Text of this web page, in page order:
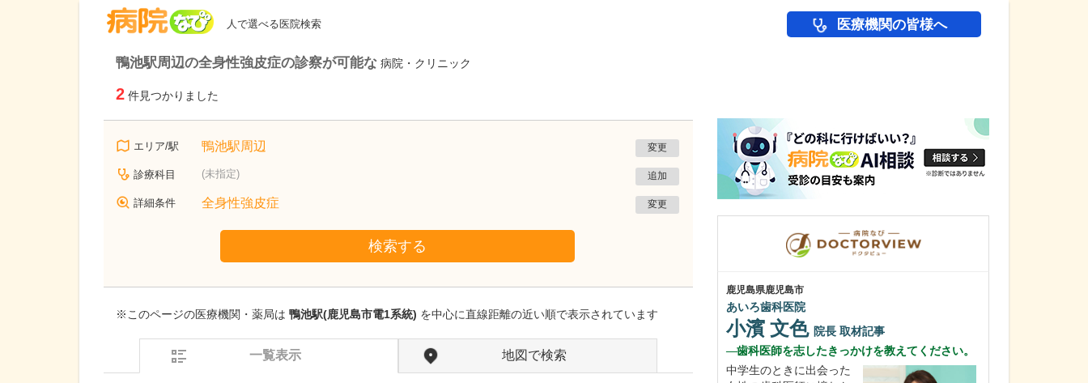
人で選べる医院検索 医療機関の皆様へ
鴨池駅周辺の全身性強皮症の診察が可能な 病院・クリニック
2 件見つかりました
エリア/駅 鴨池駅周辺 変更
診療科目 (未指定) 追加
詳細条件 全身性強皮症 変更
検索する
※このページの医療機関・薬局は 鴨池駅(鹿児島市電1系統) を中心に直線距離の近い順で表示されています
一覧表示 地図で検索
鹿児島県鹿児島市
あいろ歯科医院
小濱 文色 院長 取材記事
歯科医師を志したきっかけを教えてください。
中学生のときに出会った
秋田県秋田市
あきたレディースクリニック安田
貴院が力を入れている不妊治療について、どの
ような診療が受けられるのか教えてください。